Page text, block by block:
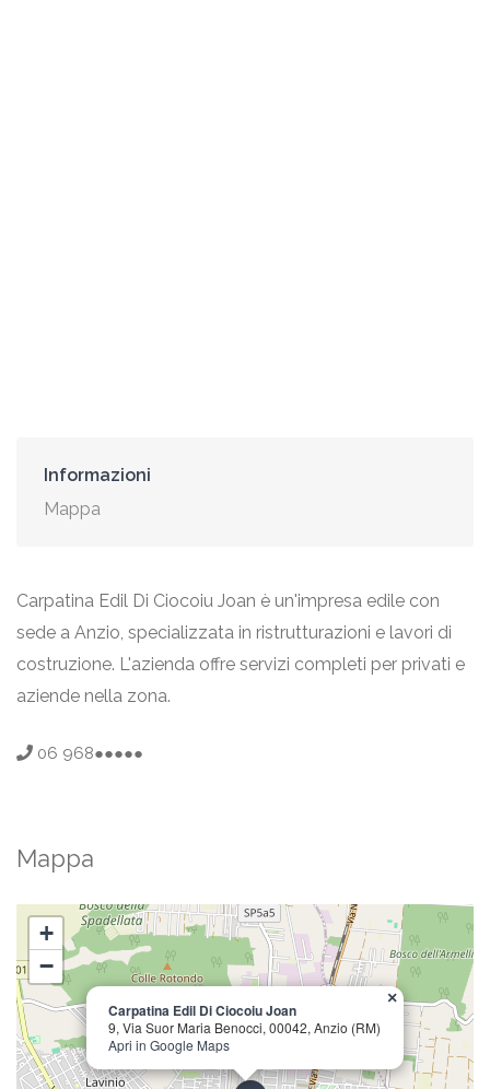
Informazioni
Mappa
Carpatina Edil Di Ciocoiu Joan è un'impresa edile con
sede a Anzio, specializzata in ristrutturazioni e lavori di
costruzione. L'azienda offre servizi completi per privati e
aziende nella zona.
06 968●●●●●
Mappa
Carpatina Edil Di Ciocoiu Joan
9, Via Suor Maria Benocci, 00042, Anzio (RM)
Apri in Google Maps
×
+
−